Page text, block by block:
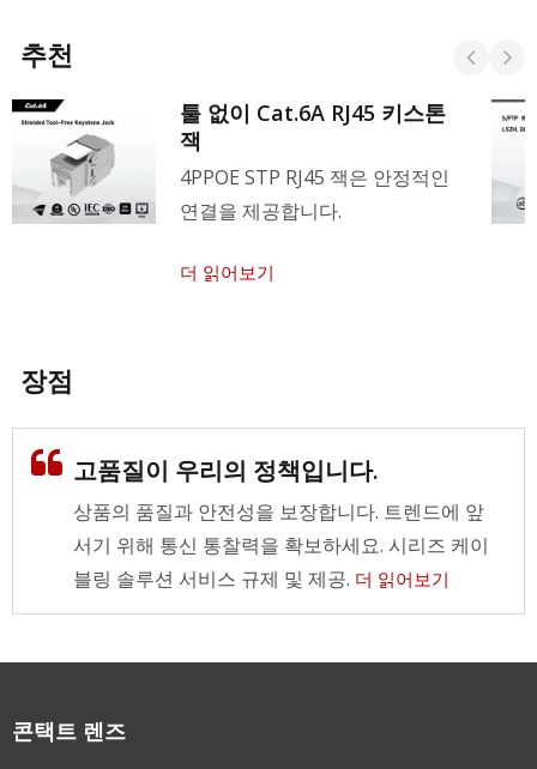
추천
툴 없이 Cat.6A RJ45 키스톤
잭
4PPOE STP RJ45 잭은 안정적인
연결을 제공합니다.
더 읽어보기
장점
고품질이 우리의 정책입니다.
상품의 품질과 안전성을 보장합니다. 트렌드에 앞
서기 위해 통신 통찰력을 확보하세요. 시리즈 케이
블링 솔루션 서비스 규제 및 제공. 더 읽어보기
콘택트 렌즈